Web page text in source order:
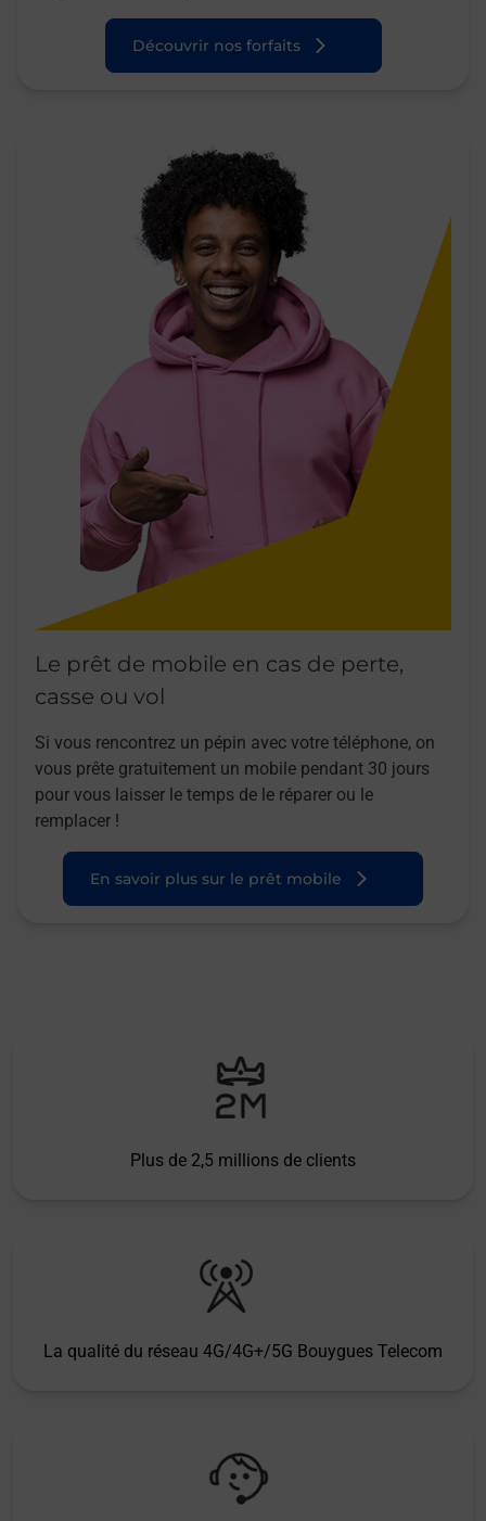
Découvrir nos forfaits
Le prêt de mobile en cas de perte,
casse ou vol
Si vous rencontrez un pépin avec votre téléphone, on
vous prête gratuitement un mobile pendant 30 jours
pour vous laisser le temps de le réparer ou le
remplacer !
En savoir plus sur le prêt mobile
Plus de 2,5 millions de clients
La qualité du réseau 4G/4G+/5G Bouygues Telecom